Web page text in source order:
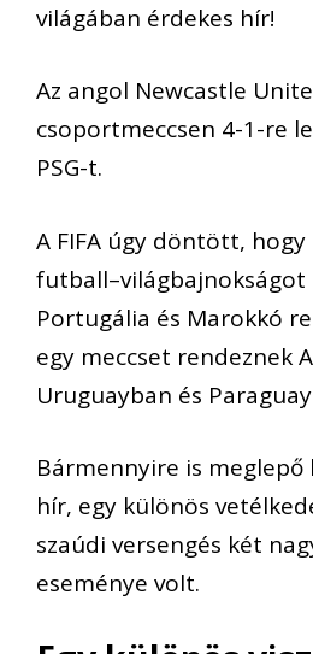
világában érdekes hír!
Az angol Newcastle
csoportmeccsen 4-1-re
PSG-t.
A FIFA úgy döntött, hogy
futball–világbajnokságot
Portugália és Marokkó
egy meccset rendeznek
Uruguayban és
Bármennyire is meglepő
hír, egy különös
szaúdi versengés két
eseménye volt.